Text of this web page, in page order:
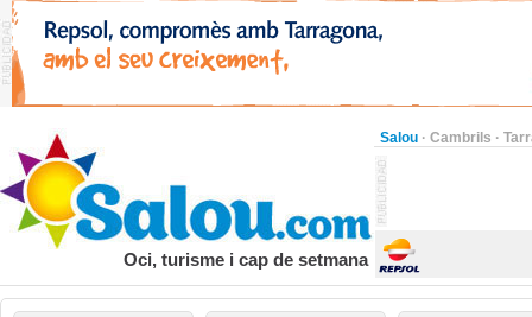
Salou · Cambrils ·
Oci, turisme i cap de setmana